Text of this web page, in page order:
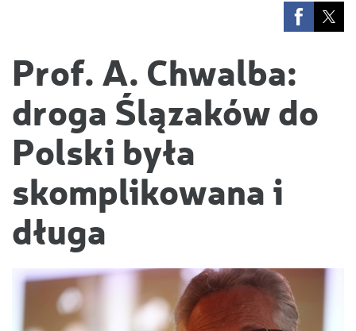
Prof. A. Chwalba:
droga Ślązaków do
Polski była
skomplikowana i
długa